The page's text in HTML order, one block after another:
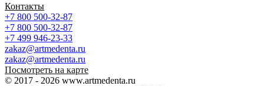
Контакты
+7 800 500-32-87
+7 800 500-32-87
+7 499 946-23-33
zakaz@artmedenta.ru
zakaz@artmedenta.ru
Посмотреть на карте
© 2017 - 2026 www.artmedenta.ru